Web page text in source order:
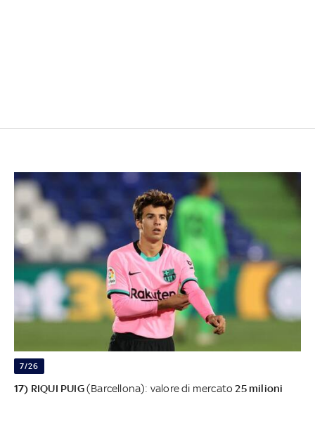
7/26
17) RIQUI PUIG(Barcellona): valore di mercato 25 milioni